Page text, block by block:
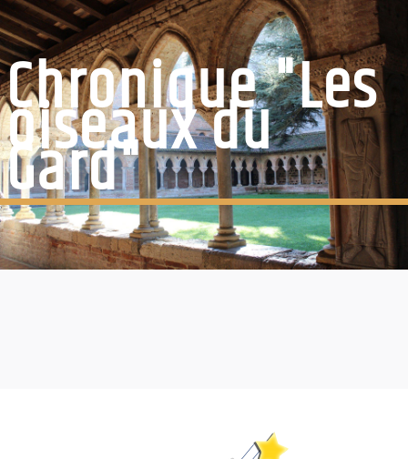
QUI SOMMES-NOUS?
AIDEZ-NOUS
NOUS CONTACTER
PARTENAIRES
Chronique "Les
oiseaux du
Gard"